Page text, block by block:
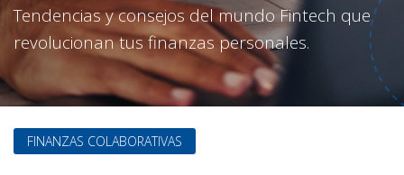
Tendencias y consejos del mundo Fintech que
revolucionan tus finanzas personales.
FINANZAS COLABORATIVAS